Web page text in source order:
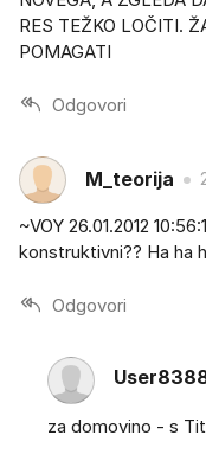
RES TEŽKO LOČITI.
POMAGATI
Odgovori
M_teorija
~VOY 26.01.2012
konstruktivni?? Ha ha
Odgovori
za domovino - s